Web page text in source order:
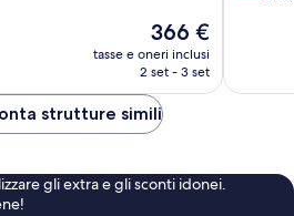
Il
prezzo
attuale
366 €
366 €
tasse e oneri inclusi
2 set - 3 set
strutture simili
gli extra e gli sconti idonei.